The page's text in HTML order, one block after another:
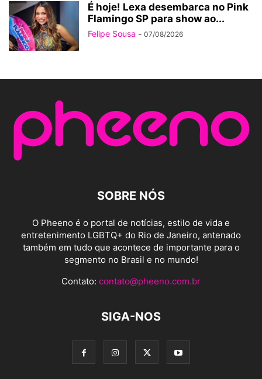
É hoje! Lexa desembarca no Pink
Flamingo SP para show ao...
Felipe Sousa - 07/08/2026
SOBRE NÓS
O Pheeno é o portal de notícias, estilo de vida e
entretenimento LGBTQ+ do Rio de Janeiro, antenado
também em tudo que acontece de importante para o
segmento no Brasil e no mundo!
Contato: contato@pheeno.com.br
SIGA-NOS